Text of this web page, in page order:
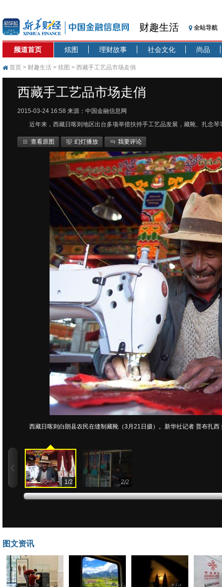
财趣生活 全站导航
频道首页 炫图 理财故事 社会文化 尚品
首页 > 财趣生活 > 炫图 > 西藏手工艺品市场走俏
西藏手工艺品市场走俏
2015-03-24 16:58 来源：中国金融信息网
近年来，西藏日喀则地区出台多项举措扶持手工艺品发展，藏靴、扎念
查看原图 幻灯播放 我要评论
西藏日喀则白朗县农民在缝制藏靴（3月21日摄）。新华社记者 普布扎西
1/2 2/2
图文资讯